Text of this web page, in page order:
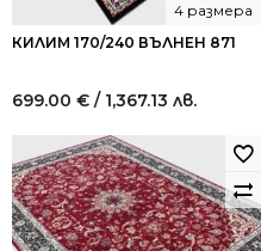
КИЛИМ 170/240 ВЪЛНЕН 871
4 размера
699.00 € / 1,367.13 лв.